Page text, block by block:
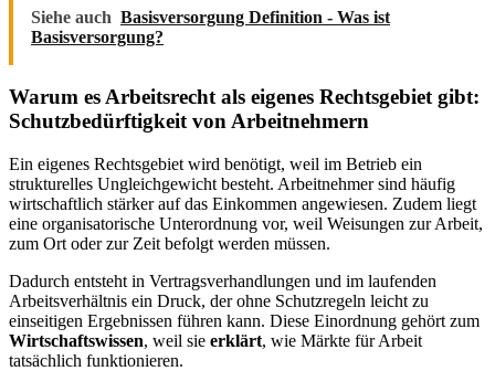
Siehe auch Basisversorgung Definition - Was ist
Basisversorgung?
Warum es Arbeitsrecht als eigenes Rechtsgebiet gibt:
Schutzbedürftigkeit von Arbeitnehmern
Ein eigenes Rechtsgebiet wird benötigt, weil im Betrieb ein
strukturelles Ungleichgewicht besteht. Arbeitnehmer sind häufig
wirtschaftlich stärker auf das Einkommen angewiesen. Zudem liegt
eine organisatorische Unterordnung vor, weil Weisungen zur Arbeit,
zum Ort oder zur Zeit befolgt werden müssen.
Dadurch entsteht in Vertragsverhandlungen und im laufenden
Arbeitsverhältnis ein Druck, der ohne Schutzregeln leicht zu
einseitigen Ergebnissen führen kann. Diese Einordnung gehört zum
Wirtschaftswissen, weil sie erklärt, wie Märkte für Arbeit
tatsächlich funktionieren.